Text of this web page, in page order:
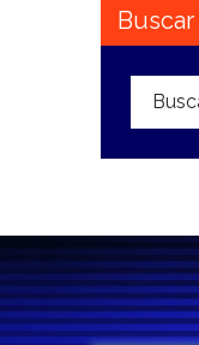
Buscar
Buscar: